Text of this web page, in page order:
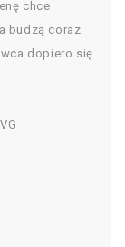
chce
budzą coraz
dopiero się